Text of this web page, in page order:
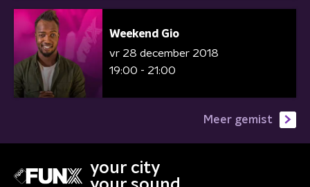
Weekend Gio
vr 28 december 2018
19:00 - 21:00
Meer gemist
your city